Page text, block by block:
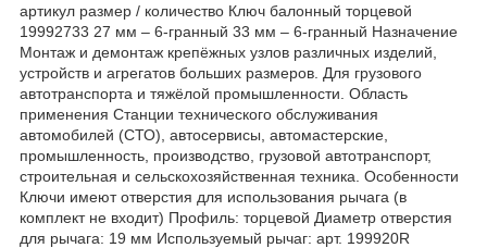
артикул размер / количество Ключ балонный торцевой
19992733 27 мм – 6-гранный 33 мм – 6-гранный Назначение
Монтаж и демонтаж крепёжных узлов различных изделий,
устройств и агрегатов больших размеров. Для грузового
автотранспорта и тяжёлой промышленности. Область
применения Станции технического обслуживания
автомобилей (СТО), автосервисы, автомастерские,
промышленность, производство, грузовой автотранспорт,
строительная и сельскохозяйственная техника. Особенности
Ключи имеют отверстия для использования рычага (в
комплект не входит) Профиль: торцевой Диаметр отверстия
для рычага: 19 мм Используемый рычаг: арт. 199920R